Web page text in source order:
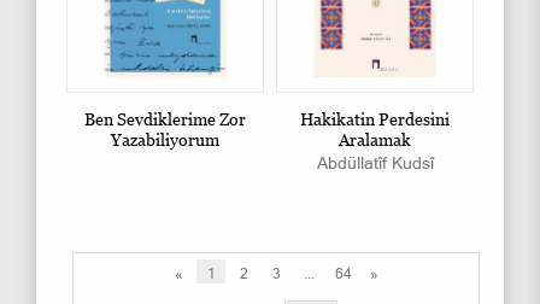
Ben Sevdiklerime Zor
Yazabiliyorum
Hakikatin Perdesini
Aralamak
Abdüllatîf Kudsî
« 1 2 3 ... 64 »